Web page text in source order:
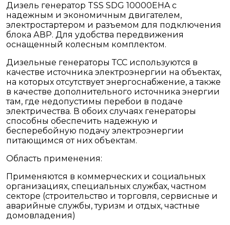
Дизель генератор TSS SDG 10000EHA с
надежным и экономичным двигателем,
электростартером и разъемом для подключения
блока АВР. Для удобства передвижения
оснащенный колесным комплектом.
Дизельные генераторы ТСС используются в
качестве источника электроэнергии на объектах,
на которых отсутствует энергоснабжение, а также
в качестве дополнительного источника энергии
там, где недопустимы перебои в подаче
электричества. В обоих случаях генераторы
способны обеспечить надежную и
бесперебойную подачу электроэнергии
питающимся от них объектам.
Область применения:
Применяются в коммерческих и социальных
организациях, специальных службах, частном
секторе (строительство и торговля, сервисные и
аварийные службы, туризм и отдых, частные
домовладения)